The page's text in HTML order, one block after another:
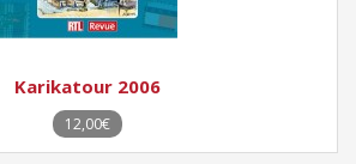
Karikatour 2006
12,00€